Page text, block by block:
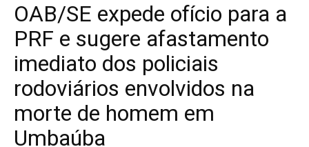
OAB/SE expede ofício para a
PRF e sugere afastamento
imediato dos policiais
rodoviários envolvidos na
morte de homem em
Umbaúba